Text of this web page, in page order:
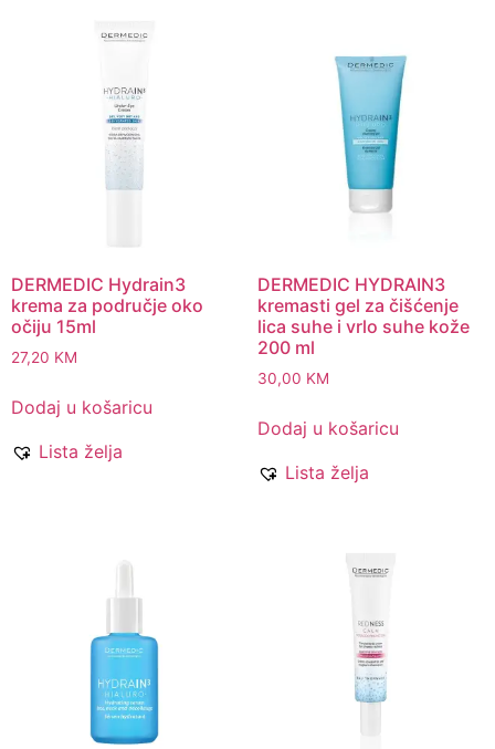
DERMEDIC Hydrain3
krema za područje oko
očiju 15ml
27,20 KM
Dodaj u košaricu
Lista želja
DERMEDIC HYDRAIN3
kremasti gel za čišćenje
lica suhe i vrlo suhe kože
200 ml
30,00 KM
Dodaj u košaricu
Lista želja